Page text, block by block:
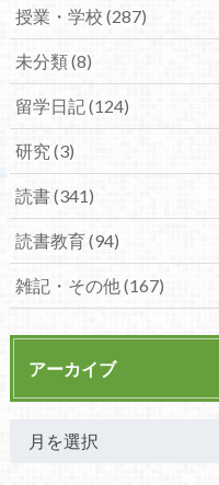
授業・学校 (287)
未分類 (8)
留学日記 (124)
研究 (3)
読書 (341)
読書教育 (94)
雑記・その他 (167)
アーカイブ